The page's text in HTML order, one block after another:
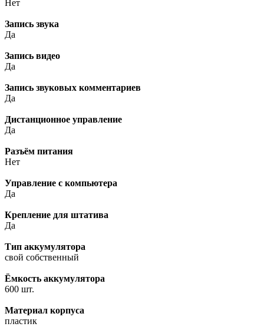
Нет
Запись звука
Да
Запись видео
Да
Запись звуковых комментариев
Да
Дистанционное управление
Да
Разъём питания
Нет
Управление с компьютера
Да
Крепление для штатива
Да
Тип аккумулятора
свой собственный
Ёмкость аккумулятора
600 шт.
Материал корпуса
пластик